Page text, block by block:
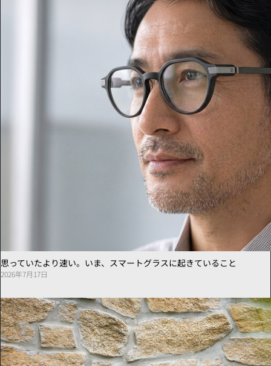
思っていたより速い。いま、スマートグラスに起きていること
2026年7月17日